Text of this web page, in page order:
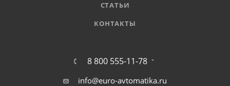
СТАТЬИ
КОНТАКТЫ
8 800 555-11-78
info@euro-avtomatika.ru